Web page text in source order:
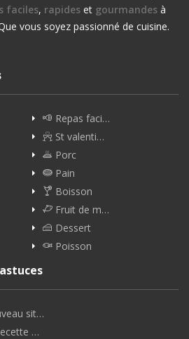
faciles, rapideset gourmandesà
vous soyez passionné de cuisine.
Repas faci…
St valenti…
Porc
Pain
Boisson
Fruit de m…
Dessert
Poisson
sit…
…